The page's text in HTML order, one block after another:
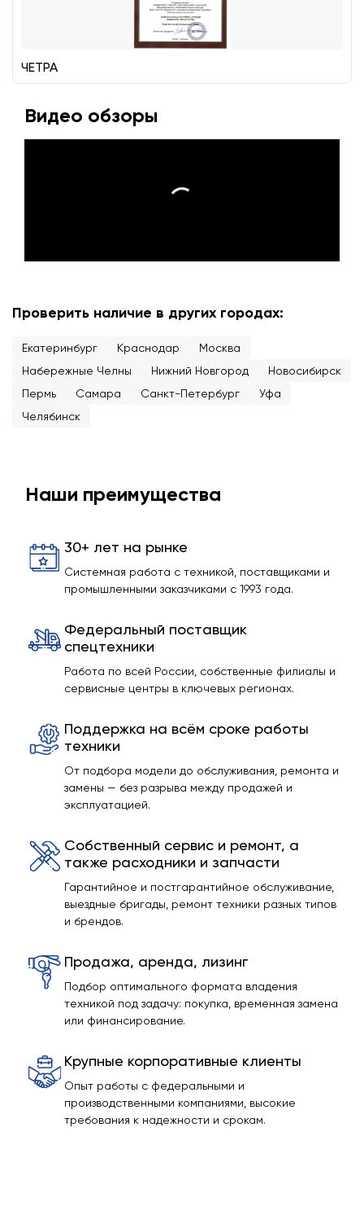
ЧЕТРА
Видео обзоры
Проверить наличие в других городах:
Екатеринбург Краснодар
Москва
Набережные Челны
Нижний Новгород
Новосибирск
Пермь
Самара Санкт-Петербург
Уфа
Челябинск
Наши преимущества
30+ лет на рынке
Системная работа с техникой, поставщиками и
промышленными заказчиками с 1993 года.
Федеральный поставщик
спецтехники
Работа по всей России, собственные филиалы и
сервисные центры в ключевых регионах.
Поддержка на всём сроке работы
техники
От подбора модели до обслуживания, ремонта и
замены — без разрыва между продажей и
эксплуатацией.
Собственный сервис и ремонт, а
также расходники и запчасти
Гарантийное и постгарантийное обслуживание,
выездные бригады, ремонт техники разных типов
и брендов.
Продажа, аренда, лизинг
Подбор оптимального формата владения
техникой под задачу: покупка, временная замена
или финансирование.
Крупные корпоративные клиенты
Опыт работы с федеральными и
производственными компаниями, высокие
требования к надежности и срокам.